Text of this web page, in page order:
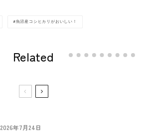
魚沼産コシヒカリがおいしい！
Related
2026年7月24日